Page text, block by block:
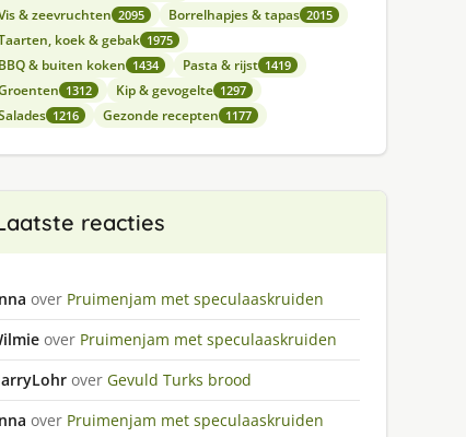
& zeevruchten 2095 Borrelhapjes & tapas 2015
koek & gebak 1975
BBQ & buiten koken 1434 Pasta & rijst 1419
1312 Kip & gevogelte 1297
1216 Gezonde recepten 1177
reacties
over Pruimenjam met speculaaskruiden
over Pruimenjam met speculaaskruiden
over Gevuld Turks brood
over Pruimenjam met speculaaskruiden